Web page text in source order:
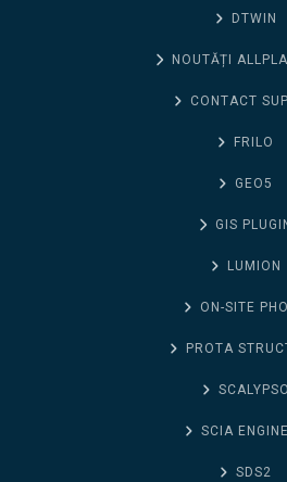
DTWIN
NOUTĂȚI
CONTACT
FRILO
GEO5
GIS
LUMION
ON-SITE
PROTA
SCALYPSO
SCIA
SDS2